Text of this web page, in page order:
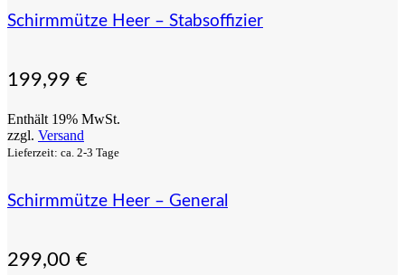
Schirmmütze Heer – Stabsoffizier
199,99 €
Enthält 19% MwSt.
zzgl. Versand
Lieferzeit: ca. 2-3 Tage
Schirmmütze Heer – General
299,00 €